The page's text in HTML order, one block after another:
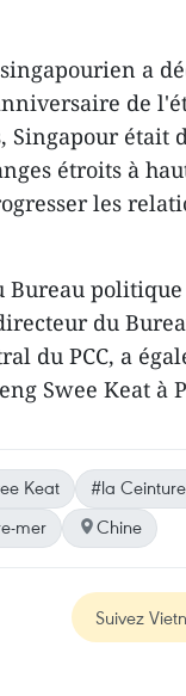
a
de
était
étroits à
les
Bureau
du
du PCC, a
Swee Keat à
Keat
#la
mer
Chine
Suivez